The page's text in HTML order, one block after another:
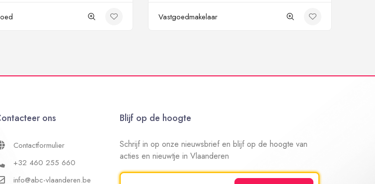
Vastgoedmakelaar
ons
Contactformulier
+32 460 255 660
info@abc-vlaanderen.be
Blijf op de hoogte
Schrijf in op onze nieuwsbrief en blijf op de hoogte van
acties en nieuwtje in Vlaanderen